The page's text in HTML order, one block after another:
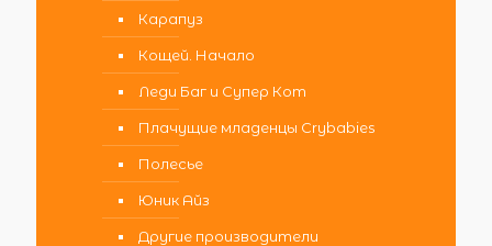
Карапуз
Кощей. Начало
Леди Баг и Супер Кот
Плачущие младенцы Crybabies
Полесье
Юник Айз
Другие производители